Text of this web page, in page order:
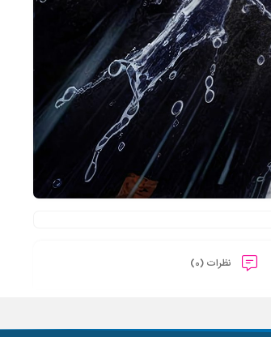
نظرات (0)